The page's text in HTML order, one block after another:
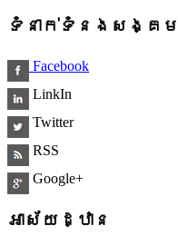
ទំនាក់ទំនងសង្គម
Facebook
LinkIn
Twitter
RSS
Google+
អាស័យដ្ឋាន